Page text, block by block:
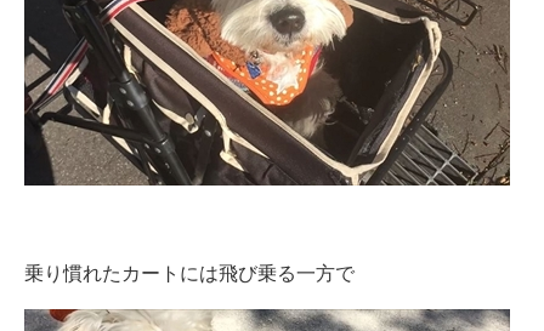
乗り慣れたカートには飛び乗る一方で